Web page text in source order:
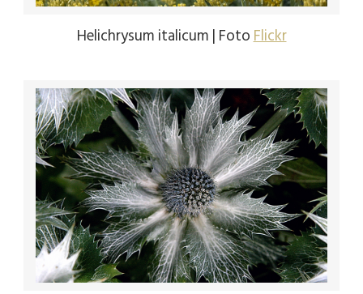
Helichrysum italicum | FotoFlickr